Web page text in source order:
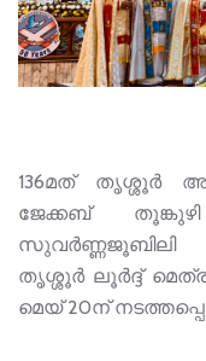
136മത് തൃശ്ശൂർ
ജേക്കബ് തൂങ്കുഴി
തൃശ്ശൂർ ലൂർദ്ദ്
മെയ് 20ന്